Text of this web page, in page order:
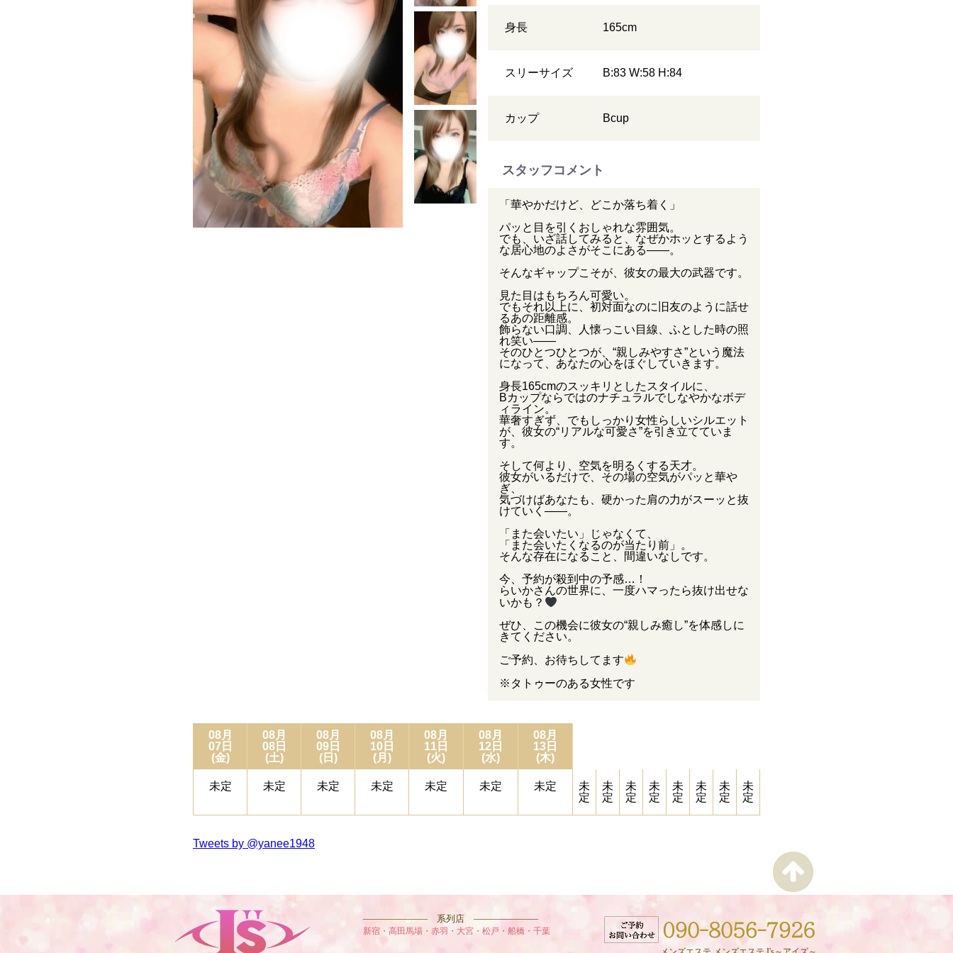
身長 165cm
スリーサイズ B:83 W:58 H:84
カップ Bcup
スタッフコメント
「華やかだけど、どこか落ち着く」
パッと目を引くおしゃれな雰囲気。
でも、いざ話してみると、なぜかホッとするよう
な居心地のよさがそこにある——。
そんなギャップこそが、彼女の最大の武器です。
見た目はもちろん可愛い。
でもそれ以上に、初対面なのに旧友のように話せ
るあの距離感。
飾らない口調、人懐っこい目線、ふとした時の照
れ笑い——
そのひとつひとつが、“親しみやすさ”という魔法
になって、あなたの心をほぐしていきます。
身長165cmのスッキリとしたスタイルに、
Bカップならではのナチュラルでしなやかなボデ
ィライン。
華奢すぎず、でもしっかり女性らしいシルエット
が、彼女の“リアルな可愛さ”を引き立てていま
す。
そして何より、空気を明るくする天才。
彼女がいるだけで、その場の空気がパッと華や
ぎ、
気づけばあなたも、硬かった肩の力がスーッと抜
けていく——。
「また会いたい」じゃなくて、
「また会いたくなるのが当たり前」。
そんな存在になること、間違いなしです。
今、予約が殺到中の予感…！
らいかさんの世界に、一度ハマったら抜け出せな
いかも？
ぜひ、この機会に彼女の“親しみ癒し”を体感しに
きてください。
ご予約、お待ちしてます
※タトゥーのある女性です
08月
07日
(金)
08月
08日
(土)
08月
09日
(日)
08月
10日
(月)
08月
11日
(火)
08月
12日
(水)
08月
13日
(木)
未定 未定 未定 未定 未定 未定 未定
未
定
未
定
未
定
未
定
未
定
未
定
未
定
未
定
Tweets by @yanee1948
——————— 系列店 ———————
新宿・高田馬場・赤羽・大宮・松戸・船橋・千葉